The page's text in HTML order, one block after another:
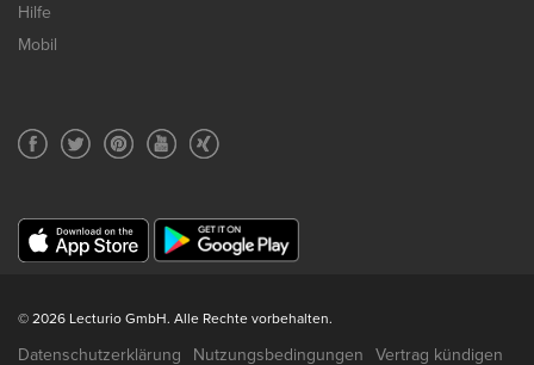
Hilfe
Mobil
© 2026 Lecturio GmbH. Alle Rechte vorbehalten.
Datenschutzerklärung Nutzungsbedingungen Vertrag kündigen